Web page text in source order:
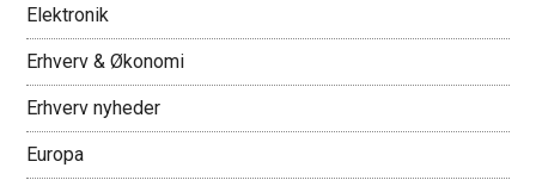
Elektronik
Erhverv & Økonomi
Erhverv nyheder
Europa